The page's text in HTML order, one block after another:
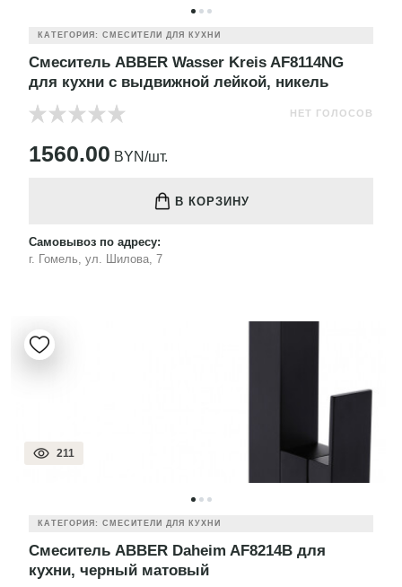
КАТЕГОРИЯ: СМЕСИТЕЛИ ДЛЯ КУХНИ
Смеситель ABBER Wasser Kreis AF8114NG
для кухни с выдвижной лейкой, никель
НЕТ ГОЛОСОВ
1560.00 BYN/шт.
В КОРЗИНУ
Самовывоз по адресу:
г. Гомель, ул. Шилова, 7
211
КАТЕГОРИЯ: СМЕСИТЕЛИ ДЛЯ КУХНИ
Смеситель ABBER Daheim AF8214B для
кухни, черный матовый